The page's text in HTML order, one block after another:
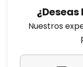
Nuestros